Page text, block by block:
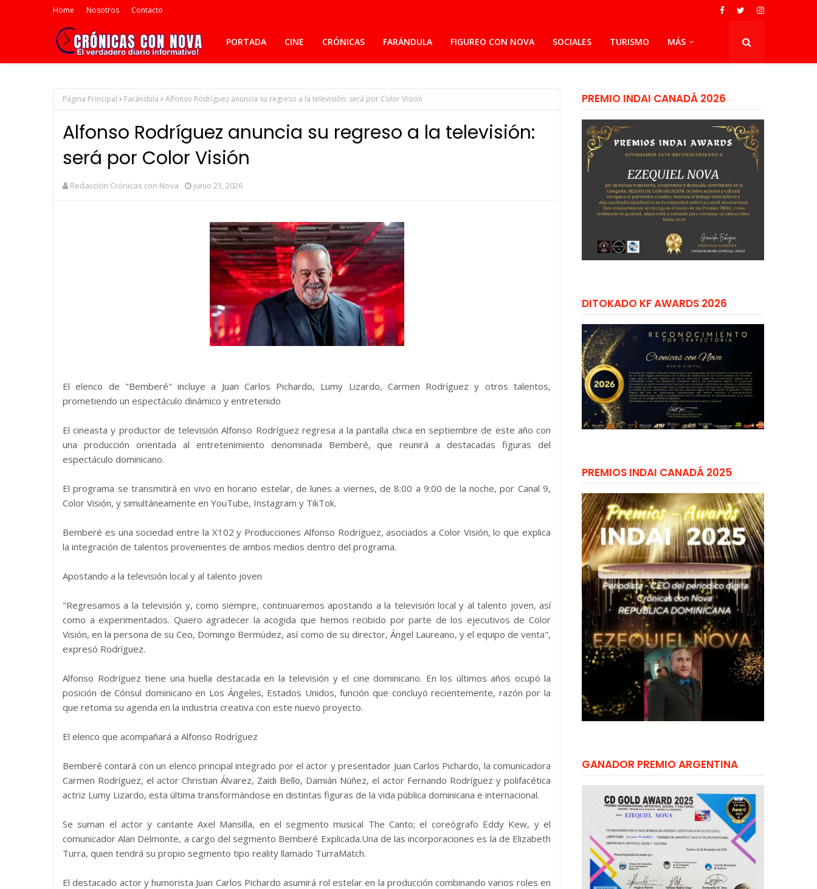
Home Nosotros Contacto
PORTADA CINE CRÓNICAS FARÁNDULA FIGUREO CON NOVA SOCIALES TURISMO MÁS
Página Principal Farándula Alfonso Rodríguez anuncia su regreso a la televisión: será por Color Visión
Alfonso Rodríguez anuncia su regreso a la televisión:
será por Color Visión
Redacción Crónicas con Nova junio 23, 2026
El elenco de "Bemberé" incluye a Juan Carlos Pichardo, Lumy Lizardo, Carmen Rodríguez y otros talentos,
prometiendo un espectáculo dinámico y entretenido
El cineasta y productor de televisión Alfonso Rodríguez regresa a la pantalla chica en septiembre de este año con
una producción orientada al entretenimiento denominada Bemberé, que reunirá a destacadas figuras del
espectáculo dominicano.
El programa se transmitirá en vivo en horario estelar, de lunes a viernes, de 8:00 a 9:00 de la noche, por Canal 9,
Color Visión, y simultáneamente en YouTube, Instagram y TikTok.
Bemberé es una sociedad entre la X102 y Producciones Alfonso Rodríguez, asociados a Color Visión, lo que explica
la integración de talentos provenientes de ambos medios dentro del programa.
Apostando a la televisión local y al talento joven
"Regresamos a la televisión y, como siempre, continuaremos apostando a la televisión local y al talento joven, así
como a experimentados. Quiero agradecer la acogida que hemos recibido por parte de los ejecutivos de Color
Visión, en la persona de su Ceo, Domingo Bermúdez, así como de su director, Ángel Laureano, y el equipo de venta",
expresó Rodríguez.
Alfonso Rodríguez tiene una huella destacada en la televisión y el cine dominicano. En los últimos años ocupó la
posición de Cónsul dominicano en Los Ángeles, Estados Unidos, función que concluyó recientemente, razón por la
que retoma su agenda en la industria creativa con este nuevo proyecto.
El elenco que acompañará a Alfonso Rodríguez
Bemberé contará con un elenco principal integrado por el actor y presentador Juan Carlos Pichardo, la comunicadora
Carmen Rodríguez, el actor Christian Álvarez, Zaidi Bello, Damián Núñez, el actor Fernando Rodríguez y polifacética
actriz Lumy Lizardo, esta última transformándose en distintas figuras de la vida pública dominicana e internacional.
Se suman el actor y cantante Axel Mansilla, en el segmento musical The Canto; el coreógrafo Eddy Kew, y el
comunicador Alan Delmonte, a cargo del segmento Bemberé Explicada.Una de las incorporaciones es la de Elizabeth
Turra, quien tendrá su propio segmento tipo reality llamado TurraMatch.
El destacado actor y humorista Juan Carlos Pichardo asumirá rol estelar en la producción combinando varios roles en
PREMIO INDAI CANADÁ 2026
DITOKADO KF AWARDS 2026
PREMIOS INDAI CANADÁ 2025
GANADOR PREMIO ARGENTINA